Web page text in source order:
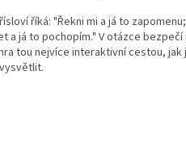
říká: "Řekni mi a já to
a já to pochopím." V otázce
tou nejvíce interaktivní cestou,